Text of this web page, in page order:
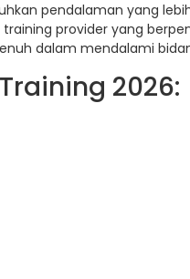
pendalaman yang
provider yang
dalam mendalami
2026: